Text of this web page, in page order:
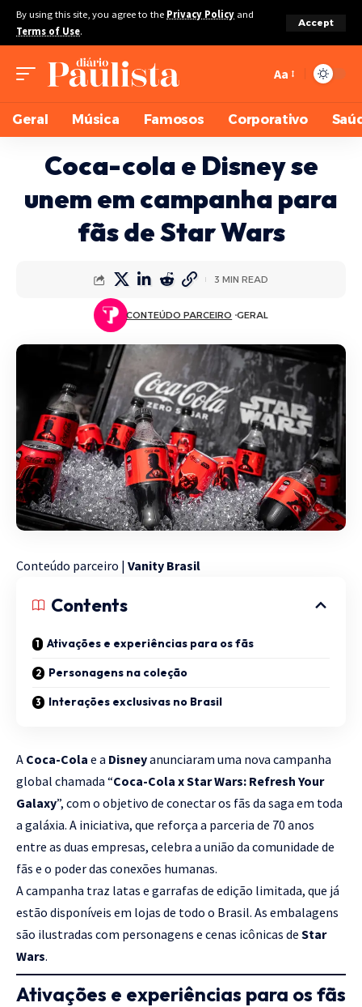
By using this site, you agree to the Privacy Policy and
Terms of Use.
Accept
Aa
Geral Música Famosos Corporativo
Coca-cola e Disney se
unem em campanha para
fãs de Star Wars
CONTEÚDO PARCEIRO GERAL
3 MIN READ
Conteúdo parceiro | Vanity Brasil
Contents
Ativações e experiências para os fãs
Personagens na coleção
Interações exclusivas no Brasil
A Coca-Cola e a Disneyanunciaram uma nova campanha
global chamada “Coca-Cola x Star Wars: Refresh Your
Galaxy”, com o objetivo de conectar os fãs da saga em toda
a galáxia. A iniciativa, que reforça a parceria de 70 anos
entre as duas empresas, celebra a união da comunidade de
fãs e o poder das conexões humanas.
A campanha traz latas e garrafas de edição limitada, que já
estão disponíveis em lojas de todo o Brasil. As embalagens
são ilustradas com personagens e cenas icônicas de Star
Wars.
Ativações e experiências para os fãs